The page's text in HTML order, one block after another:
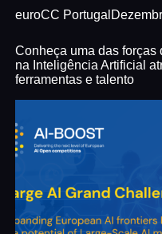
euroCC Portugal
Conheça uma das forças
na Inteligência Artificial
ferramentas e talento